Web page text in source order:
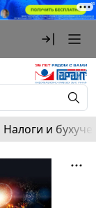
Налоги и